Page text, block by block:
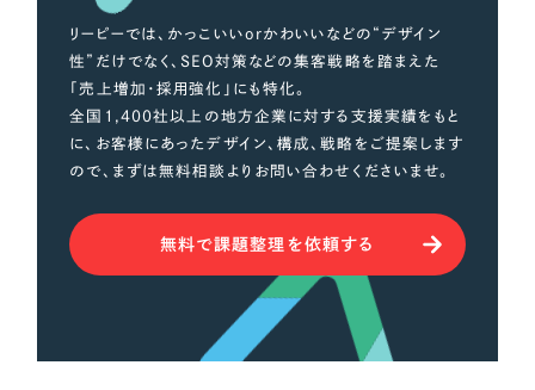
リーピーでは、かっこいいorかわいいなどの“デザイン
性”だけでなく、SEO対策などの集客戦略を踏まえた
「売上増加・採用強化」にも特化。
全国1,400社以上の地方企業に対する支援実績をもと
に、お客様にあったデザイン、構成、戦略をご提案します
ので、まずは無料相談よりお問い合わせくださいませ。
無料で課題整理を依頼する